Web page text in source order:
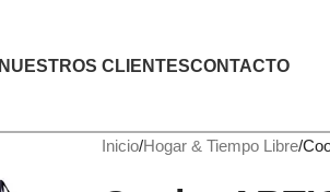
NUESTROS CLIENTESCONTACTO
Inicio Hogar & Tiempo Libre